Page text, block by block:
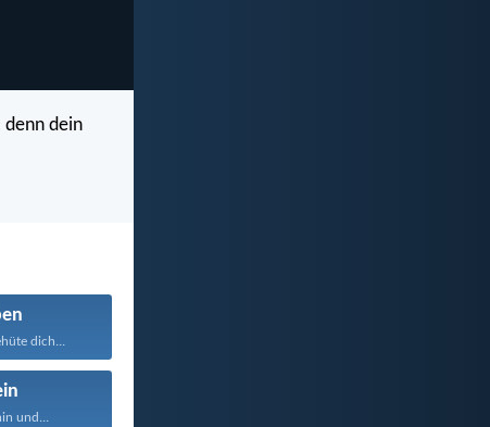
dein
dich...
und...